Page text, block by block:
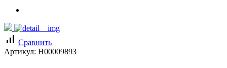
signal_cellular_alt Сравнить
Артикул: Н00009893